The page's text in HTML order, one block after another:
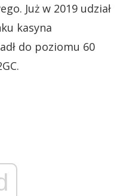
Już w 2019 udział
kasyna
do poziomu 60